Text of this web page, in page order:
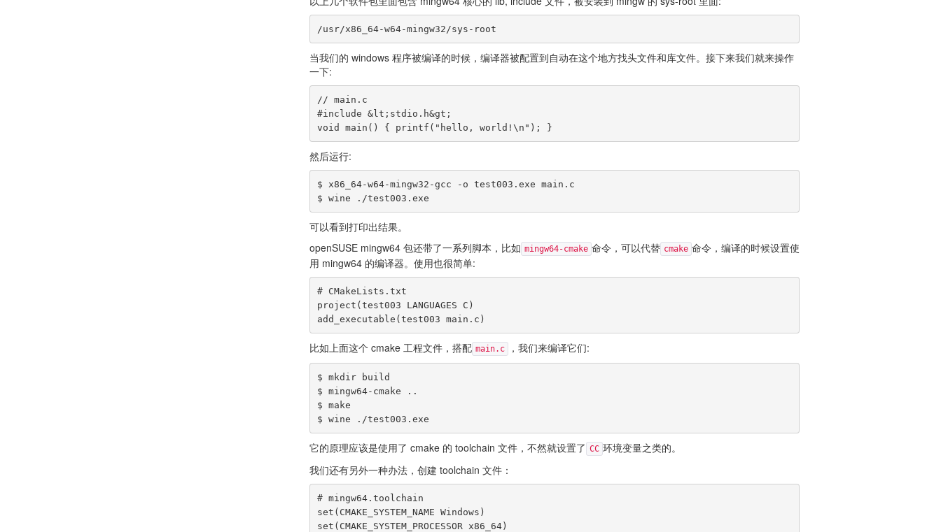
当我们的 windows 程序被编译的时候，编译器被配置到自动在这个地方找头文件和库文件。接下来我们就来操作
一下:
// main.c
#include &lt;stdio.h&gt;
然后运行:
$ x86_64-w64-mingw32-gcc -o test003.exe main.c
可以看到打印出结果。
openSUSE mingw64 包还带了一系列脚本，比如 mingw64-cmake 命令，可以代替 cmake 命令，编译的时候设置使
用 mingw64 的编译器。使用也很简单:
# CMakeLists.txt
project(test003 LANGUAGES C)
比如上面这个 cmake 工程文件，搭配 main.c ，我们来编译它们:
$ mkdir build
$ mingw64-cmake ..
$ make
它的原理应该是使用了 cmake 的 toolchain 文件，不然就设置了 CC 环境变量之类的。
我们还有另外一种办法，创建 toolchain 文件：
# mingw64.toolchain
set(CMAKE_SYSTEM_NAME Windows)
set(CMAKE_SYSTEM_PROCESSOR x86_64)